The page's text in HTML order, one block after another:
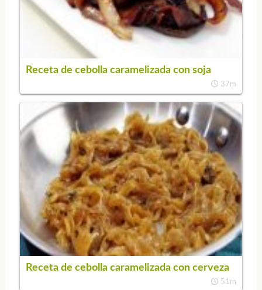
Receta de cebolla caramelizada con soja
37m
Receta de cebolla caramelizada con cerveza
51m